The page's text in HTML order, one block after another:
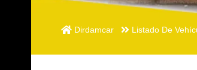
Dirdamcar Listado De